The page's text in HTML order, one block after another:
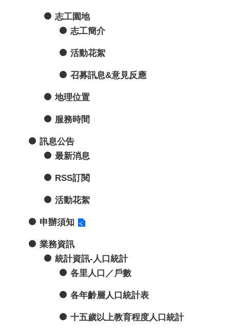
志工園地
志工簡介
活動花絮
召募訊息&意見反應
地理位置
服務時間
訊息公告
最新消息
RSS訂閱
活動花絮
申辦須知
業務資訊
統計資訊-人口統計
各里人口／戶數
各年齡層人口統計表
十五歲以上教育程度人口統計